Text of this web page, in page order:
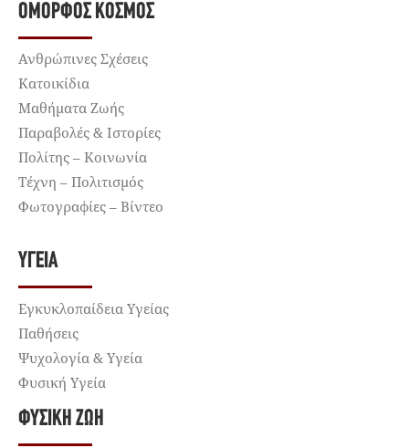
ΌΜΟΡΦΟΣ ΚΌΣΜΟΣ
Ανθρώπινες Σχέσεις
Κατοικίδια
Μαθήματα Ζωής
Παραβολές & Ιστορίες
Πολίτης – Κοινωνία
Τέχνη – Πολιτισμός
Φωτογραφίες – Βίντεο
ΥΓΕΊΑ
Εγκυκλοπαίδεια Υγείας
Παθήσεις
Ψυχολογία & Υγεία
Φυσική Υγεία
ΦΥΣΙΚΉ ΖΩΉ